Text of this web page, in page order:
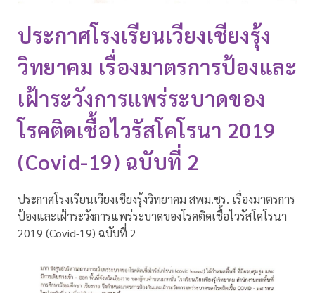
ประกาศโรงเรียนเวียงเชียงรุ้ง
วิทยาคม เรื่องมาตรการป้องและ
เฝ้าระวังการแพร่ระบาดของ
โรคติดเชื้อไวรัสโคโรนา 2019
(Covid-19) ฉบับที่ 2
ประกาศโรงเรียนเวียงเชียงรุ้งวิทยาคม สพม.ชร. เรื่องมาตรการ
ป้องและเฝ้าระวังการแพร่ระบาดของโรคติดเชื้อไวรัสโคโรนา
2019 (Covid-19) ฉบับที่ 2